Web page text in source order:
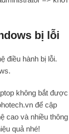
bị lỗi
điều hành bị lỗi.
không bắt được
để cập
cao và nhiều thông
quả nhé!